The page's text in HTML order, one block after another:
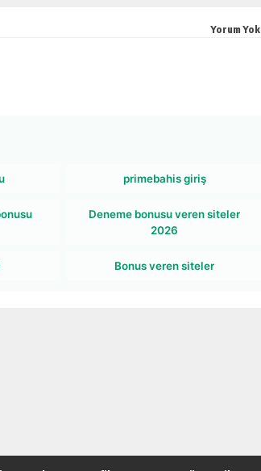
Yorum Yok
primebahis giriş
Deneme bonusu veren siteler
2026
Bonus veren siteler